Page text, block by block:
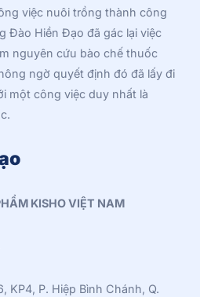
việc nuôi trồng thành công
Đào Hiền Đạo đã gác lại việc
nguyên cứu bào chế thuốc
ngờ quyết định đó đã lấy đi
một công việc duy nhất là
KISHO VIỆT NAM
KP4, P. Hiệp Bình Chánh, Q.